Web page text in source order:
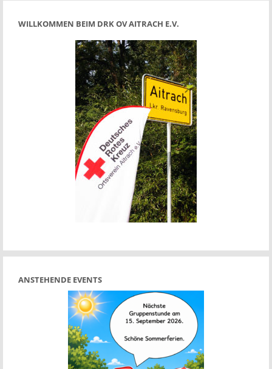
WILLKOMMEN BEIM DRK OV AITRACH E.V.
ANSTEHENDE EVENTS